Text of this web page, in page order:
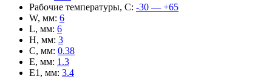
Рабочие температуры, С: -30 — +65
W, мм: 6
L, мм: 6
H, мм: 3
C, мм: 0.38
E, мм: 1.3
E1, мм: 3.4